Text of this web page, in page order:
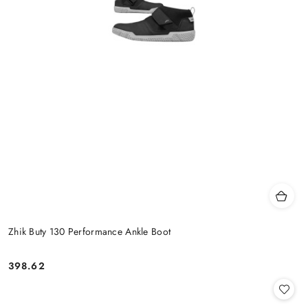
Zhik Buty 130 Performance Ankle Boot
Cena:
398.62